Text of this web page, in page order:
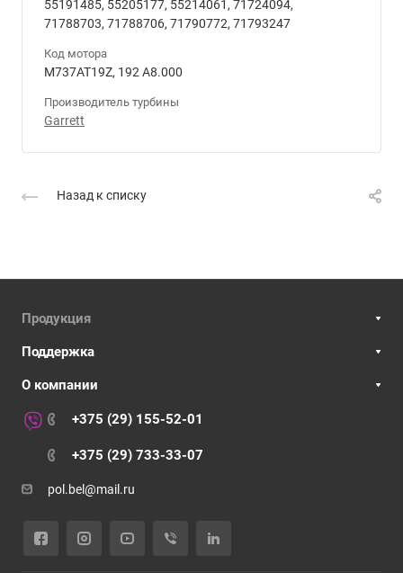
55191485, 55205177, 55214061, 71724094,
71788703, 71788706, 71790772, 71793247
Код мотора
M737AT19Z, 192 A8.000
Производитель турбины
Garrett
Назад к списку
Продукция
Поддержка
О компании
+375 (29) 155-52-01
+375 (29) 733-33-07
pol.bel@mail.ru